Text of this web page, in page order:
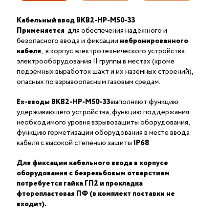
Кабельный ввод ВКВ2-НР-М50-33
Применяется для обеспечения надёжного и
безопасного ввода и фиксации небронированного
кабеля, в корпус электротехнического устройства,
электрооборудования II группы в местах (кроме
подземных выработок шахт и их наземных строений),
опасных по взрывоопасным газовым средам.
Ex-вводы ВКВ2-НР-М50-33выполняют функцию
удерживающего устройства, функцию поддержания
необходимого уровня взрывозащиты оборудования,
функцию герметизации оборудования в месте ввода
кабеля с высокой степенью защиты IP68.
Для фиксации кабельного ввода в корпусе
оборудования с безрезьбовым отверстием
потребуется гайка ГП2 и прокладка
фторопластовая ПФ (в комплект поставки не
входит).